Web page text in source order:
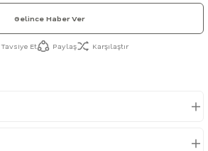
Gelince Haber Ver
Tavsiye Et Paylaş Karşılaştır